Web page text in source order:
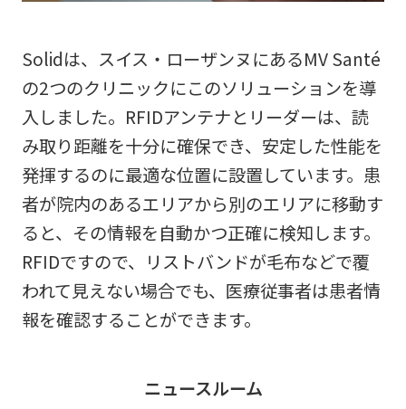
Solidは、スイス・ローザンヌにあるMV Santé
の2つのクリニックにこのソリューションを導
入しました。RFIDアンテナとリーダーは、読
み取り距離を十分に確保でき、安定した性能を
発揮するのに最適な位置に設置しています。患
者が院内のあるエリアから別のエリアに移動す
ると、その情報を自動かつ正確に検知します。
RFIDですので、リストバンドが毛布などで覆
われて見えない場合でも、医療従事者は患者情
報を確認することができます。
ニュースルーム